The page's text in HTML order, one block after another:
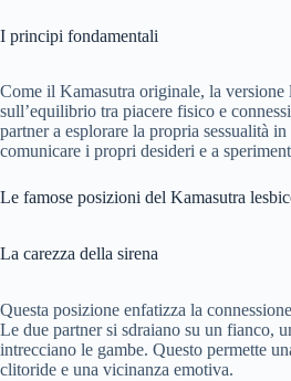
I principi fondamentali
Come il Kamasutra originale, la versione
sull’equilibrio tra piacere fisico e
partner a esplorare la propria sessualità
comunicare i propri desideri e a
Le famose posizioni del Kamasutra
La carezza della sirena
Questa posizione enfatizza la
Le due partner si sdraiano su un fianco,
intrecciano le gambe. Questo permette
clitoride e una vicinanza emotiva.